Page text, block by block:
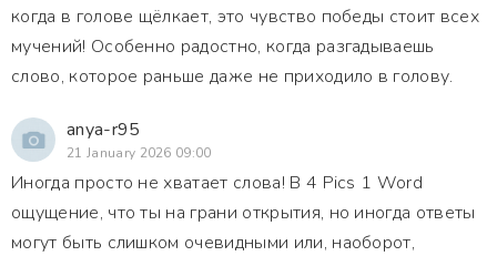
когда в голове щёлкает, это чувство победы стоит всех
мучений! Особенно радостно, когда разгадываешь
слово, которое раньше даже не приходило в голову.
anya-r95
21 January 2026 09:00
Иногда просто не хватает слова! В 4 Pics 1 Word
ощущение, что ты на грани открытия, но иногда ответы
могут быть слишком очевидными или, наоборот,